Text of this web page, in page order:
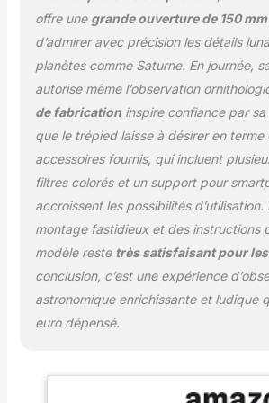
Améliorez
ensemble de
Cinq filtres
(rouge, bleu,
vert, jaune)
détails
de nuages.
merveilles
avec le
téléphone
réglable et la
du télescope
offre une grande ouverture de 150 mm
d’admirer avec précision les détails
planètes comme Saturne. En journée,
autorise même l’observation
de fabrication inspire confiance par
que le trépied laisse à désirer en
accessoires fournis, qui incluent
filtres colorés et un support pour
accroissent les possibilités
montage fastidieux et des instructions
modèle reste très satisfaisant pour
conclusion, c’est une expérience
astronomique enrichissante et ludique
euro dépensé.